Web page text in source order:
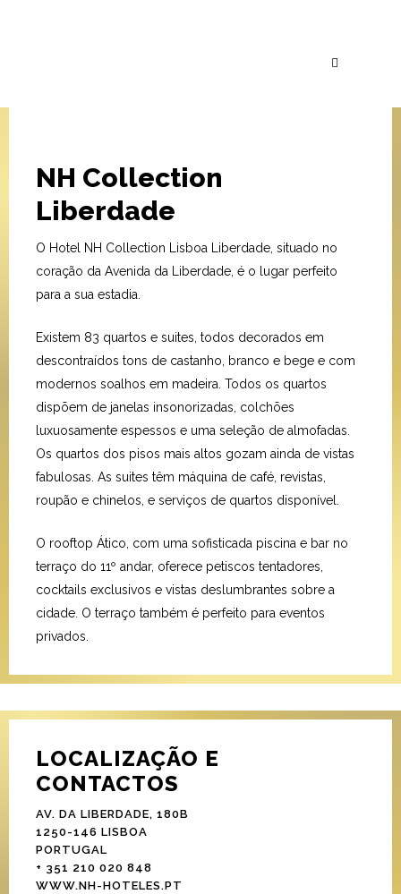
NH Collection
Liberdade
O Hotel NH Collection Lisboa Liberdade, situado no
coração da Avenida da Liberdade, é o lugar perfeito
para a sua estadia.
Existem 83 quartos e suites, todos decorados em
descontraídos tons de castanho, branco e bege e com
modernos soalhos em madeira. Todos os quartos
dispõem de janelas insonorizadas, colchões
luxuosamente espessos e uma seleção de almofadas.
Os quartos dos pisos mais altos gozam ainda de vistas
fabulosas. As suites têm máquina de café, revistas,
roupão e chinelos, e serviços de quartos disponível.
O rooftop Ático, com uma sofisticada piscina e bar no
terraço do 11º andar, oferece petiscos tentadores,
cocktails exclusivos e vistas deslumbrantes sobre a
cidade. O terraço também é perfeito para eventos
privados.
LOCALIZAÇÃO E
CONTACTOS
AV. DA LIBERDADE, 180B
1250-146 LISBOA
PORTUGAL
+ 351 210 020 848
WWW.NH-HOTELES.PT